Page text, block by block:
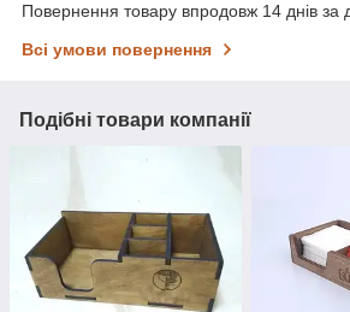
Повернення товару впродовж 14 днів за
Всі умови повернення
Подібні товари компанії